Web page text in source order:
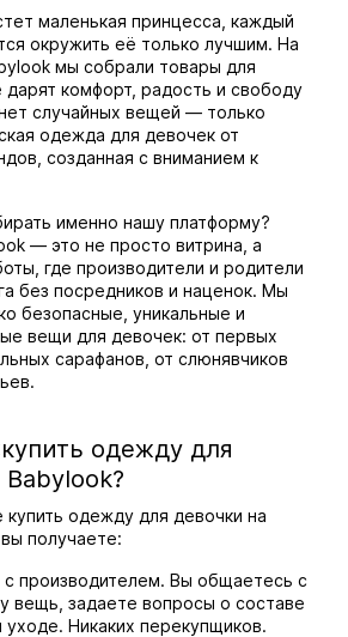
маленькая принцесса, каждый
окружить её только лучшим. На
мы собрали товары для
дарят комфорт, радость и свободу
случайных вещей — только
одежда для девочек от
созданная с вниманием к
именно нашу платформу?
— это не просто витрина, а
где производители и родители
без посредников и наценок. Мы
безопасные, уникальные и
вещи для девочек: от первых
сарафанов, от слюнявчиков
одежду для
одежду для девочки на
получаете:
с производителем. Вы общаетесь с
вещь, задаете вопросы о составе
уходе. Никаких перекупщиков.